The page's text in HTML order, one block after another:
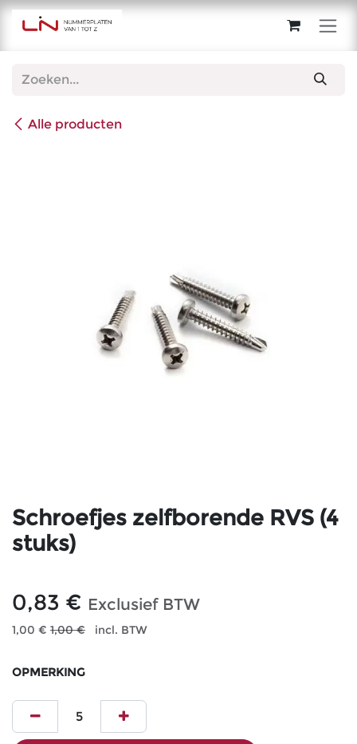
Overslaan naar inhoud
Alle producten
Schroefjes zelfborende RVS (4
stuks)
0,83 € Exclusief BTW
1,00 € 1,00€ incl. BTW
OPMERKING